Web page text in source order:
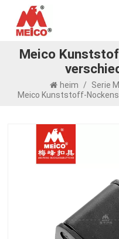
Meico
heim / Serie
Meico Kunststoff-